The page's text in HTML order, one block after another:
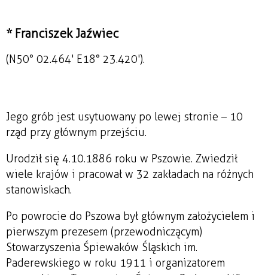
* Franciszek Jaźwiec
(N50° 02.464' E18° 23.420').
Jego grób jest usytuowany po lewej stronie – 10
rząd przy głównym przejściu.
Urodził się 4.10.1886 roku w Pszowie. Zwiedził
wiele krajów i pracował w 32 zakładach na różnych
stanowiskach.
Po powrocie do Pszowa był głównym założycielem i
pierwszym prezesem (przewodniczącym)
Stowarzyszenia Śpiewaków Śląskich im.
Paderewskiego w roku 1911 i organizatorem